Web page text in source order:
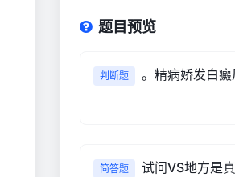
题目预览
判断题 。精病娇发白癜
简答题 试问VS地方是